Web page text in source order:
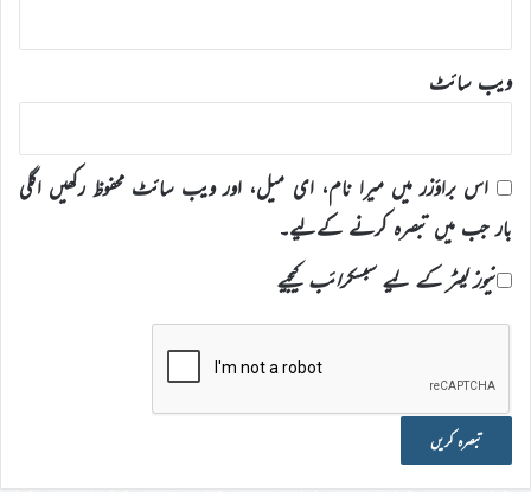
ویب‌ سائٹ
اس براؤزر میں میرا نام، ای میل، اور ویب سائٹ محفوظ رکھیں اگلی
بار جب میں تبصرہ کرنے کےلیے۔
نیوز لیٹر کے لیے سبسکرائب کیجیے